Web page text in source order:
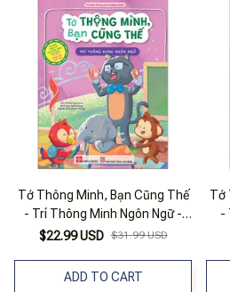
Tớ Thông Minh, Bạn Cũng Thế
- Trí Thông Minh Ngôn Ngữ -
Song Ngữ Việt-Anh
$22.99 USD $31.99 USD
ADD TO CART
Tớ
-